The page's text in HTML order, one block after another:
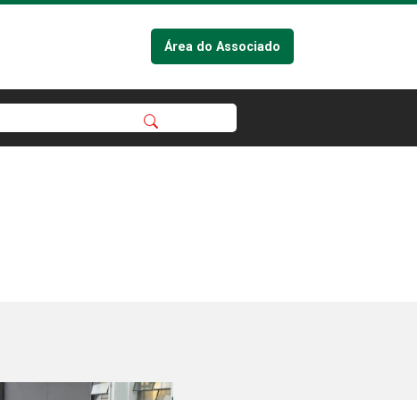
Área do Associado